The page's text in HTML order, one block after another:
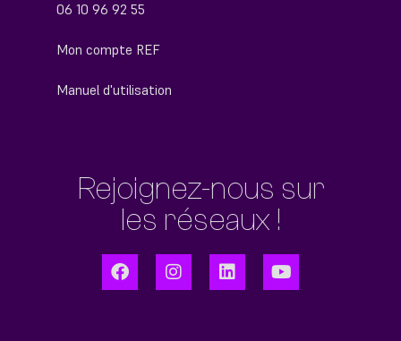
06 10 96 92 55
Mon compte REF
Manuel d'utilisation
Rejoignez-nous sur
les réseaux !